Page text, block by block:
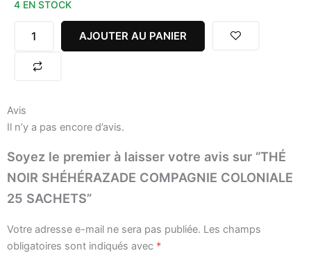
4 EN STOCK
THÉ
SHÉHÉRAZADE
COMPAGNIE
COLONIALE
AJOUTER AU PANIER
Avis
Il n’y a pas encore d’avis.
Soyez le premier à laisser votre avis sur “THÉ
NOIR SHÉHÉRAZADE COMPAGNIE COLONIALE
25 SACHETS”
Votre adresse e-mail ne sera pas publiée. Les champs
obligatoires sont indiqués avec *